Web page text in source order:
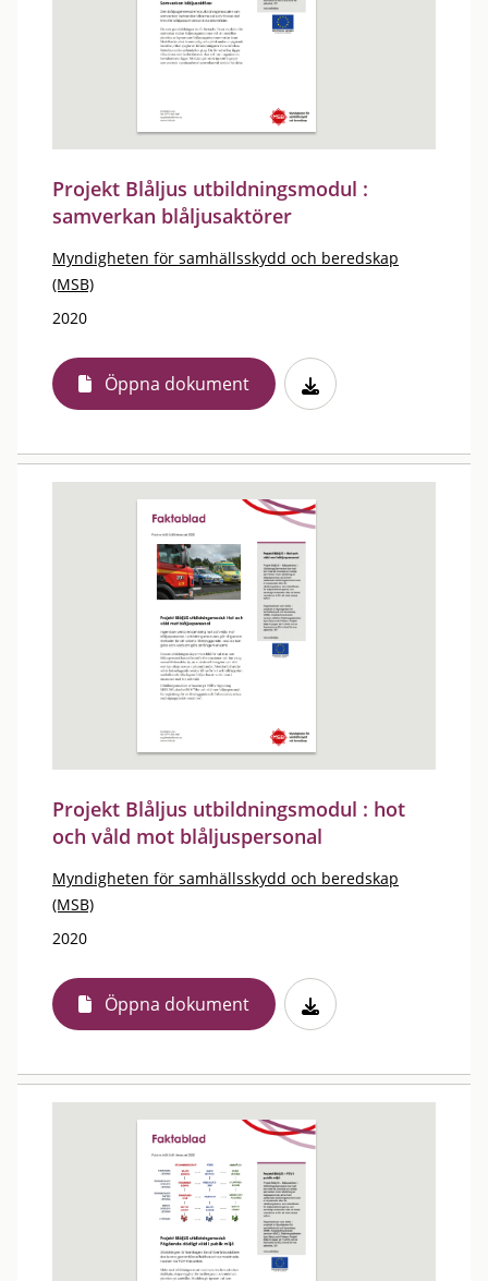
Projekt Blåljus utbildningsmodul :
samverkan blåljusaktörer
Myndigheten för samhällsskydd och beredskap
(MSB)
2020
Öppna dokument
Projekt Blåljus utbildningsmodul : hot
och våld mot blåljuspersonal
Myndigheten för samhällsskydd och beredskap
(MSB)
2020
Öppna dokument